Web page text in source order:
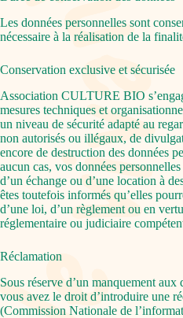
Les données personnelles sont
nécessaire à la réalisation de la
Conservation exclusive et sécurisée
Association CULTURE BIO
mesures techniques et
un niveau de sécurité adapté au
non autorisés ou illégaux, de
encore de destruction des données
aucun cas, vos données
d’un échange ou d’une location à
êtes toutefois informés qu’elles
d’une loi, d’un règlement ou en
réglementaire ou judiciaire
Réclamation
Sous réserve d’un manquement
vous avez le droit d’introduire une
(Commission Nationale de